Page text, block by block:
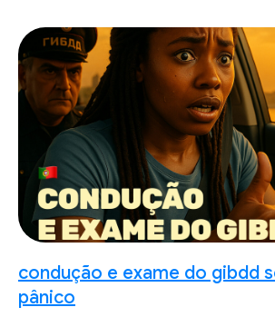
condução e exame do gibdd
pânico